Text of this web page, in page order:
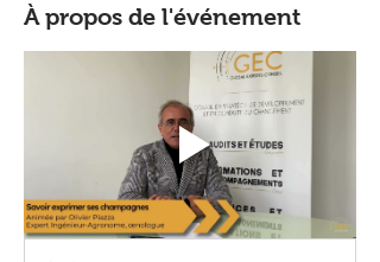
À propos de l'événement